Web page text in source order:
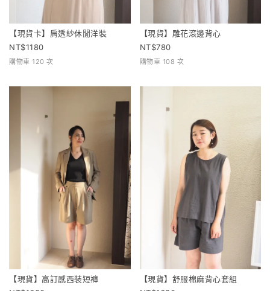
【現貨卡】肩透紗休閒洋裝
1180
購物車 120 次
【現貨】雕花滾邊背心
780
購物車 108 次
【現貨】高訂感西裝短褲
【現貨】舒服棉麻背心套組